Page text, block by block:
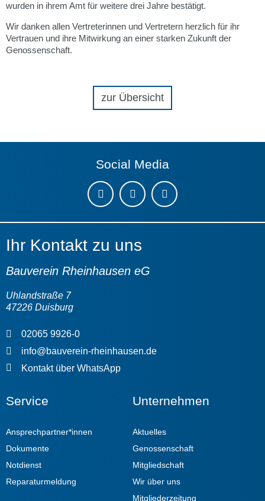
wurden in ihrem Amt für weitere drei Jahre bestätigt.
Wir danken allen Vertreterinnen und Vertretern herzlich für ihr
Vertrauen und ihre Mitwirkung an einer starken Zukunft der
Genossenschaft.
zur Übersicht
Social Media
InstagramLinkedIn Youtube
Ihr Kontakt zu uns
Bauverein Rheinhausen eG
Uhlandstraße 7
47226 Duisburg
02065 9926-0
info@bauverein-rheinhausen.de
Kontakt über WhatsApp
Service
Ansprechpartner*innen
Dokumente
Notdienst
Reparaturmeldung
Unternehmen
Aktuelles
Genossenschaft
Mitgliedschaft
Wir über uns
Mitgliederzeitung